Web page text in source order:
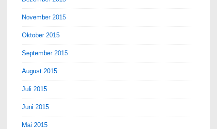
November 2015
Oktober 2015
September 2015
August 2015
Juli 2015
Juni 2015
Mai 2015